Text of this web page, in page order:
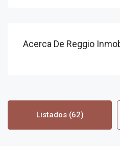
Acerca De Reggio
Listados (62)